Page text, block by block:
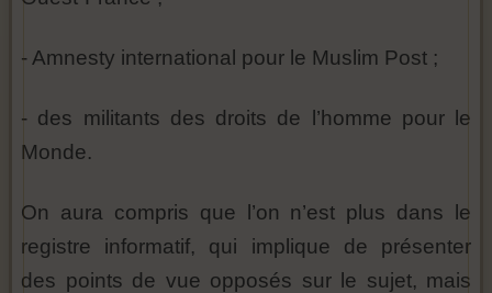
- Amnesty international pour le Muslim Post ;
- des militants des droits de l’homme pour le
Monde.
On aura compris que l’on n’est plus dans le
registre informatif, qui implique de présenter
des points de vue opposés sur le sujet, mais